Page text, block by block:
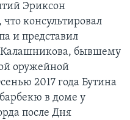
Эриксон
консультировал
и представил
бывшему
оружейной
2017 года Бутина
в доме у
после Дня